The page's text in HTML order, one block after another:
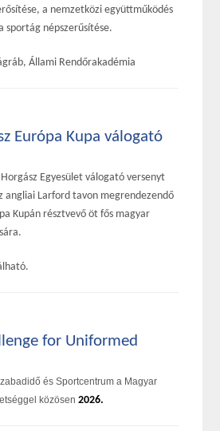
a nemzetközi együttműködés
sportág népszerűsítése.
Állami Rendőrakadémia
Európa Kupa válogató
Egyesület válogató versenyt
angliai Larford tavon megrendezendő
Kupán résztvevő öt fős magyar
for Uniformed
és Sportcentrum a Magyar
közösen2026.